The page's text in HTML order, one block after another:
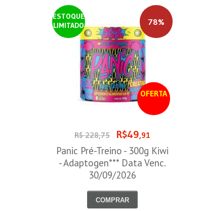
ESTOQUE
LIMITADO
OFERTA
78%
R$ 228,75 R$49,91
Panic Pré-Treino - 300g Kiwi
- Adaptogen*** Data Venc.
30/09/2026
COMPRAR